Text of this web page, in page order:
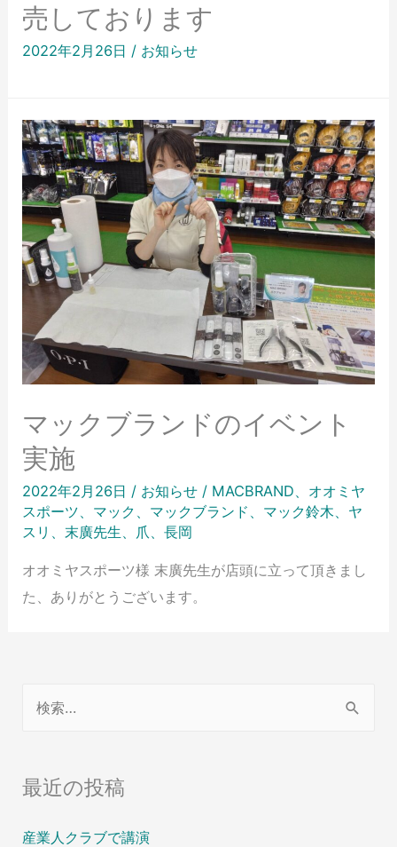
売しております
2022年2月26日 / お知らせ
マックブランドのイベント
実施
2022年2月26日 / お知らせ / MACBRAND
オオミヤ
スポーツ
マック マックブランド マック鈴木
ヤ
スリ
末廣先生 爪 、長岡
オオミヤスポーツ様 末廣先生が店頭に立って頂きまし
た、ありがとうございます。
最近の投稿
産業人クラブで講演